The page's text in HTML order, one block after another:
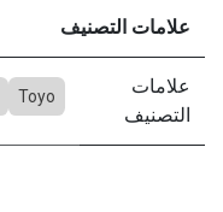
علامات التصنيف
علامات
التصنيف
Toyo